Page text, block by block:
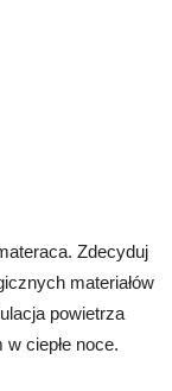
Zdecyduj
materiałów
powietrza
ciepłe noce.